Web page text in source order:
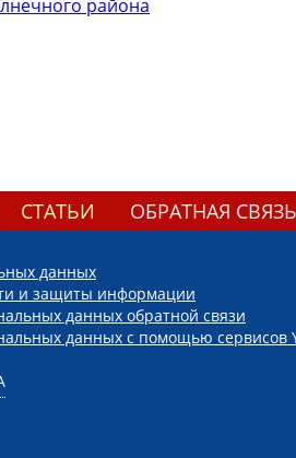
района
СТАТЬИ ОБРАТНАЯ СВЯЗЬ
данных
и защиты информации
данных обратной связи
данных с помощью сервисов